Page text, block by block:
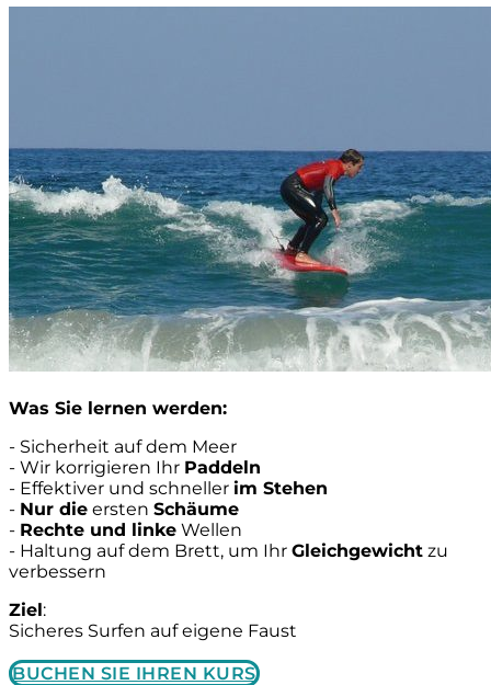
Was Sie lernen werden:
- Sicherheit auf dem Meer
- Wir korrigieren Ihr Paddeln
- Effektiver und schneller im Stehen
- Nur die ersten Schäume
- Rechte und linke Wellen
- Haltung auf dem Brett, um Ihr Gleichgewicht zu
verbessern
Ziel:
Sicheres Surfen auf eigene Faust
BUCHEN SIE IHREN KURS